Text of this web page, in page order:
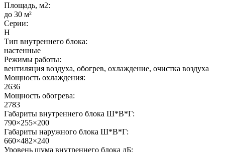
Площадь, м2:
до 30 м²
Серии:
H
Тип внутреннего блока:
настенные
Режимы работы:
вентиляция воздуха, обогрев, охлаждение, очистка воздуха
Мощность охлаждения:
2636
Мощность обогрева:
2783
Габариты внутреннего блока Ш*В*Г:
790×255×200
Габариты наружного блока Ш*В*Г:
660×482×240
Уровень шума внутреннего блока дБ: